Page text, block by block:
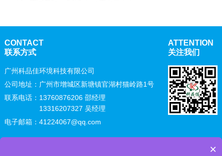
CONTACT
联系方式
广州科品佳环境科技有限公司
公司地址：广州市增城区新塘镇官湖村猫岭路1号
联系电话： 13760876206 邵经理
13316207327 吴经理
电子邮箱：41224067@qq.com
ATTENTION
关注我们
×